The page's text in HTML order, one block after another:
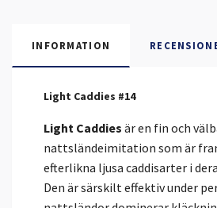
INFORMATION
Light Caddies #14
Light Caddies är en fin och
nattsländeimitation som är
efterlikna ljusa caddisarter i
Den är särskilt effektiv under